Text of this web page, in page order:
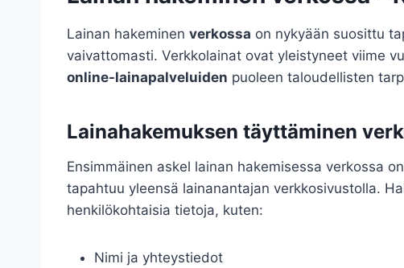
Lainan hakeminen verkossa on nykyään suosittu
vaivattomasti. Verkkolainat ovat yleistyneet viime
online-lainapalveluiden puoleen taloudellisten
Lainahakemuksen täyttäminen
Ensimmäinen askel lainan hakemisessa verkossa
tapahtuu yleensä lainanantajan verkkosivustolla.
henkilökohtaisia tietoja, kuten:
Nimi ja yhteystiedot